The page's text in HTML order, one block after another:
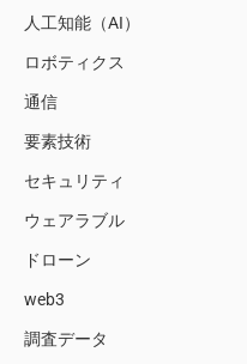
人工知能（AI）
ロボティクス
通信
要素技術
セキュリティ
ウェアラブル
ドローン
web3
調査データ